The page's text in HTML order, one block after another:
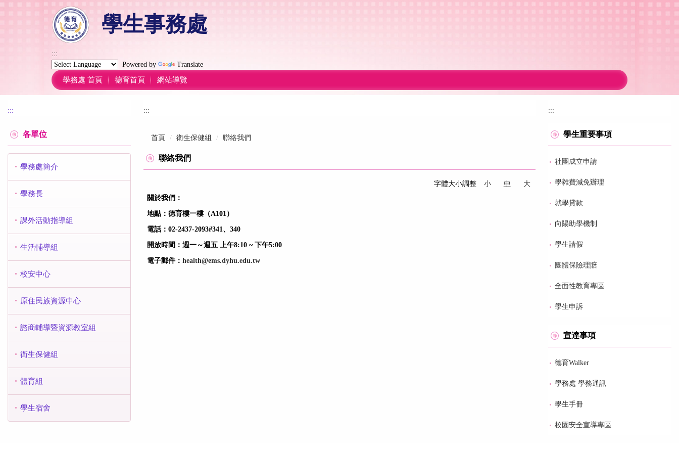
學生事務處
:::
Powered by
Translate
學務處 首頁 德育首頁 網站導覽
:::
各單位
學務處簡介
學務長
課外活動指導組
生活輔導組
校安中心
原住民族資源中心
諮商輔導暨資源教室組
衛生保健組
體育組
學生宿舍
:::
首頁 衛生保健組 聯絡我們
聯絡我們
字體大小調整 小 中
大
關於我們：
地點：德育樓一樓（A101）
電話：02-2437-2093#341、340
開放時間：週一～週五 上午8:10 ~ 下午5:00
電子郵件： health@ems.dyhu.edu.tw
:::
學生重要事項
社團成立申請
學雜費減免辦理
就學貸款
向陽助學機制
學生請假
團體保險理賠
全面性教育專區
學生申訴
宣達事項
德育Walker
學務處 學務通訊
學生手冊
校園安全宣導專區